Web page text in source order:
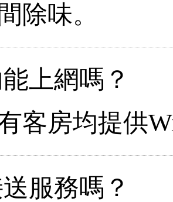
除味。
上網嗎？
客房均提供
服務嗎？